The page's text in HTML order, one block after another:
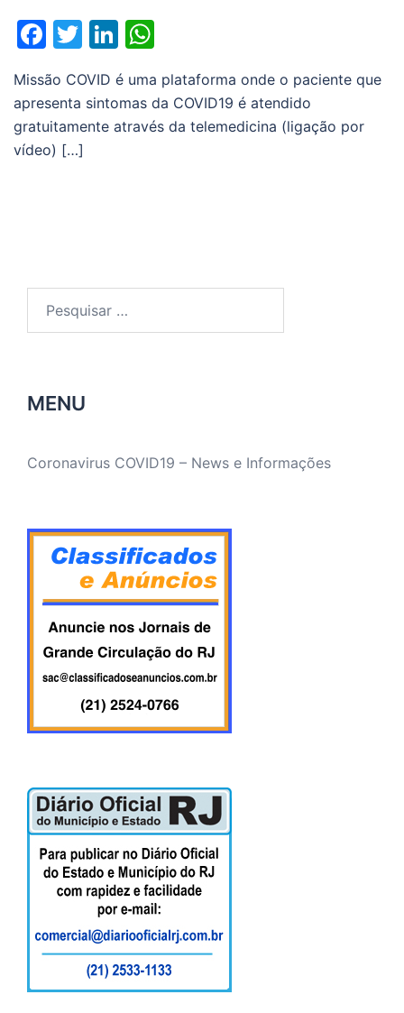
Facebook
TwitterLinkedIn
Missão COVID é uma plataforma onde o paciente que
apresenta sintomas da COVID19 é atendido
gratuitamente através da telemedicina (ligação por
vídeo) […]
MENU
Coronavirus COVID19 – News e Informações